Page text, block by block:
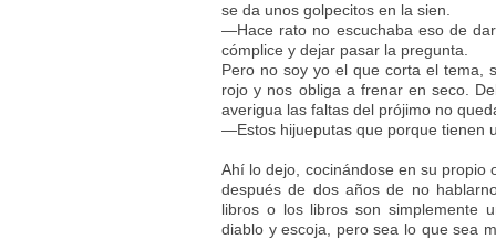
se da unos golpecitos en la sien.
—Hace rato no escuchaba eso de
cómplice y dejar pasar la pregunta.
Pero no soy yo el que corta el tema,
rojo y nos obliga a frenar en seco.
averigua las faltas del prójimo no
—Estos hijueputas que porque tienen
Ahí lo dejo, cocinándose en su propio
después de dos años de no
libros o los libros son simplemente
diablo y escoja, pero sea lo que sea